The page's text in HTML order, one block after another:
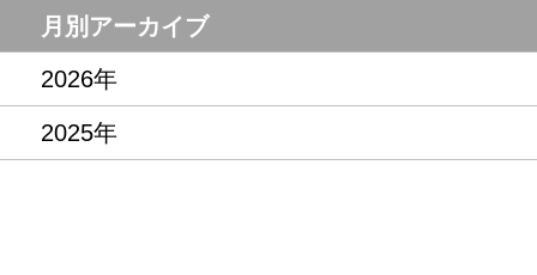
月別アーカイブ
2026年
2025年